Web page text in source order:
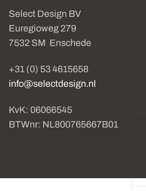
Select Design BV
Euregioweg 279
7532 SM Enschede
+31 (0) 53 4615658
info@selectdesign.nl
KvK: 06066545
BTWnr: NL800765667B01